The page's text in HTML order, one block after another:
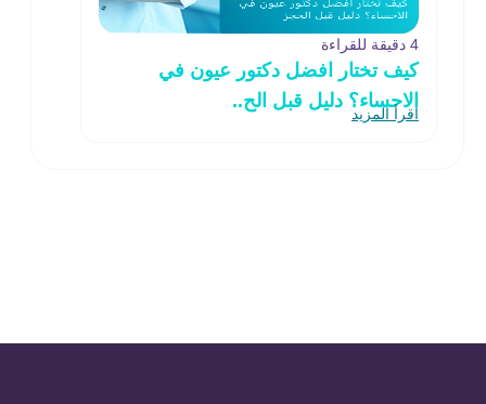
4 دقيقة للقراءة
كيف تختار افضل دكتور عيون في
الاحساء؟ دليل قبل الح..
اقرأ المزيد